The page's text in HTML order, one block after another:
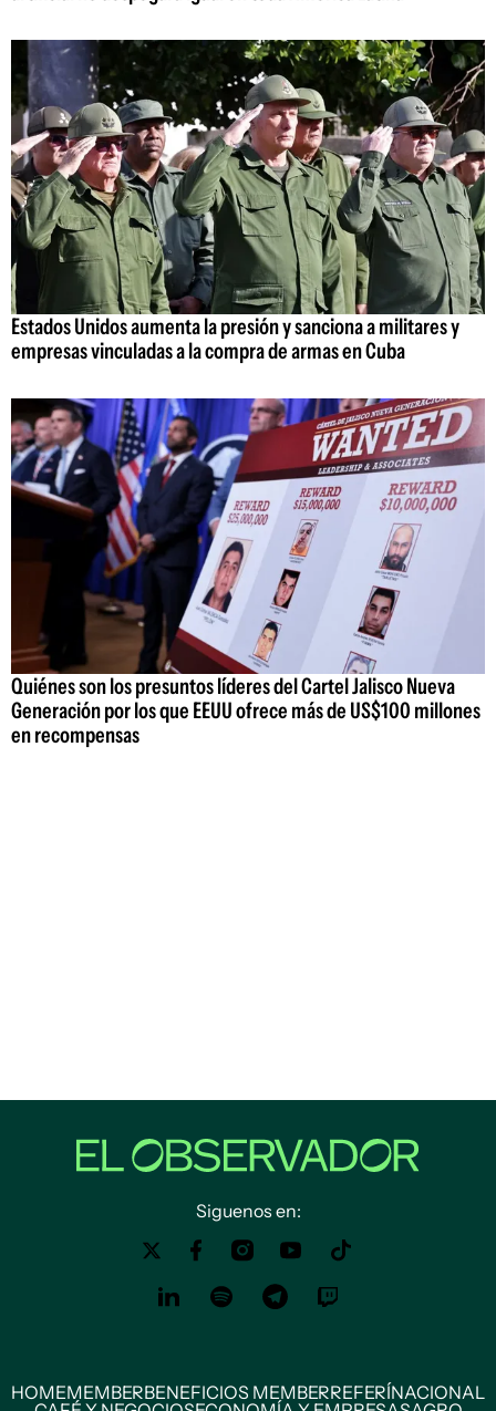
Estados Unidos aumenta la presión y sanciona a militares y
empresas vinculadas a la compra de armas en Cuba
Quiénes son los presuntos líderes del Cartel Jalisco Nueva
Generación por los que EEUU ofrece más de US$100 millones
en recompensas
Siguenos en:
HOMEMEMBERBENEFICIOS MEMBERREFERÍNACIONAL